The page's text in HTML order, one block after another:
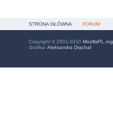
STRONA GŁÓWNA FORUM
Copyright © 2001-2010 MozillaPL.org
Grafika: Aleksandra Drachal